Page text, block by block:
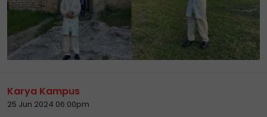
Karya Kampus
25 Jun 2024 06:00pm